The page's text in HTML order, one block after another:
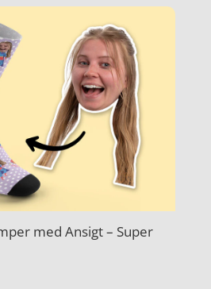
med Ansigt – Super